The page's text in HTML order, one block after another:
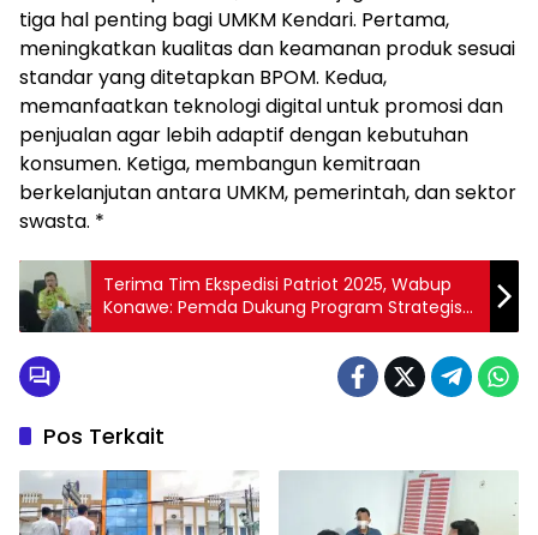
tiga hal penting bagi UMKM Kendari. Pertama,
meningkatkan kualitas dan keamanan produk sesuai
standar yang ditetapkan BPOM. Kedua,
memanfaatkan teknologi digital untuk promosi dan
penjualan agar lebih adaptif dengan kebutuhan
konsumen. Ketiga, membangun kemitraan
berkelanjutan antara UMKM, pemerintah, dan sektor
swasta. *
Terima Tim Ekspedisi Patriot 2025, Wabup
Konawe: Pemda Dukung Program Strategis
Kementerian Transmigrasi
Pos Terkait